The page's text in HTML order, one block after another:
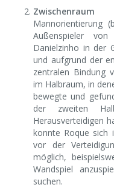
Mannorientierung
Außenspieler
Danielzinho in der
und aufgrund der
zentralen Bindung
im Halbraum, in
bewegte und
der zweiten
Herausverteidigen
konnte Roque sich
vor der
möglich,
Wandspiel
suchen.